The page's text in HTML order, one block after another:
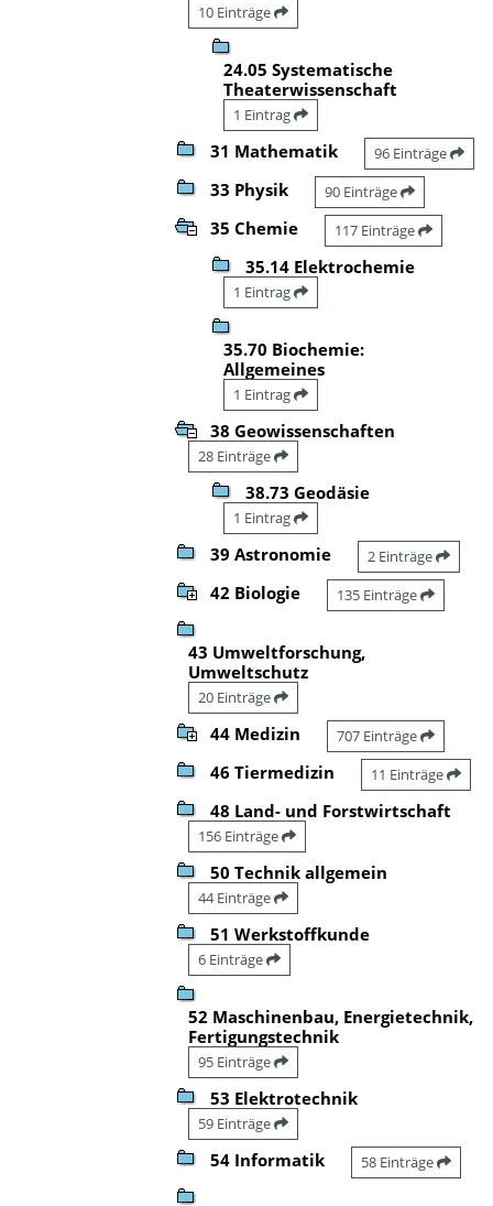
10 Einträge
24.05 Systematische
Theaterwissenschaft
1 Eintrag
31 Mathematik 96 Einträge
33 Physik 90 Einträge
35 Chemie 117 Einträge
35.14 Elektrochemie
1 Eintrag
35.70 Biochemie:
Allgemeines
1 Eintrag
38 Geowissenschaften
28 Einträge
38.73 Geodäsie
1 Eintrag
39 Astronomie 2 Einträge
42 Biologie 135 Einträge
43 Umweltforschung,
Umweltschutz
20 Einträge
44 Medizin 707 Einträge
46 Tiermedizin 11 Einträge
48 Land- und Forstwirtschaft
156 Einträge
50 Technik allgemein
44 Einträge
51 Werkstoffkunde
6 Einträge
52 Maschinenbau, Energietechnik,
Fertigungstechnik
95 Einträge
53 Elektrotechnik
59 Einträge
54 Informatik 58 Einträge